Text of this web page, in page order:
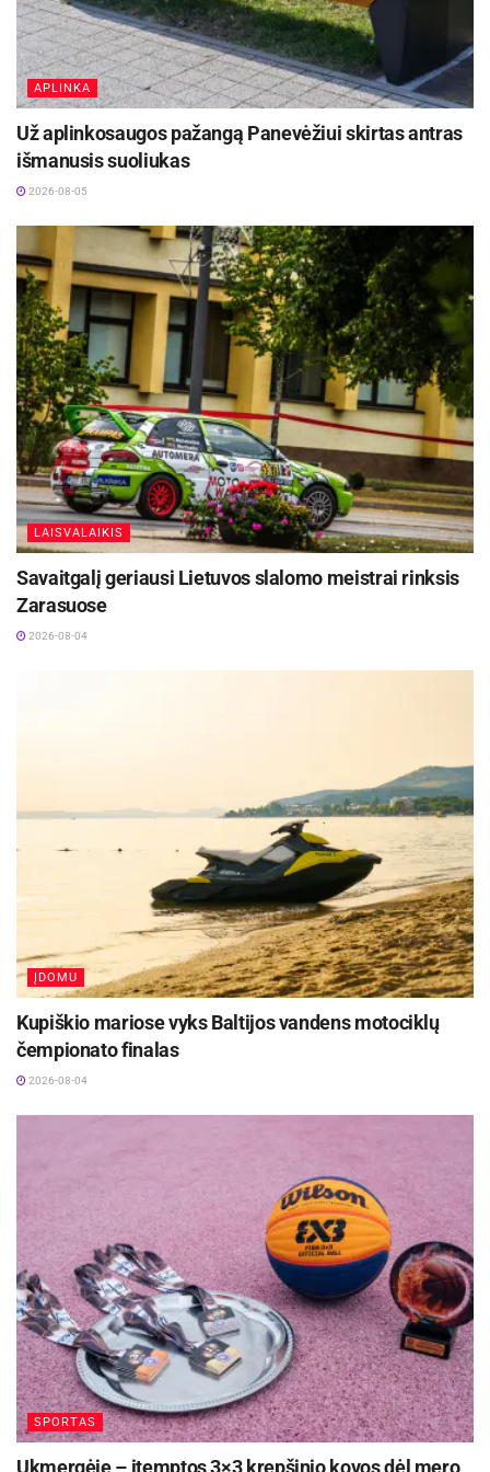
APLINKA
Už aplinkosaugos pažangą Panevėžiui skirtas antras
išmanusis suoliukas
2026-08-05
LAISVALAIKIS
Savaitgalį geriausi Lietuvos slalomo meistrai rinksis
Zarasuose
2026-08-04
ĮDOMU
Kupiškio mariose vyks Baltijos vandens motociklų
čempionato finalas
2026-08-04
SPORTAS
Ukmergėje – įtemptos 3×3 krepšinio kovos dėl mero